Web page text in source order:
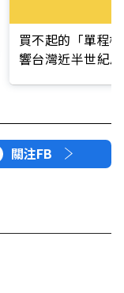
買不起的「單程
響台灣近半世紀
關注FB